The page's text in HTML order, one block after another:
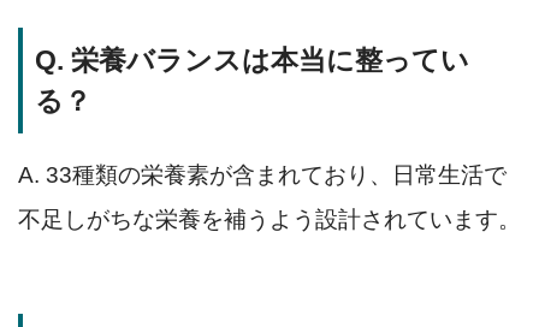
Q. 栄養バランスは本当に整ってい
る？
A. 33種類の栄養素が含まれており、日常生活で
不足しがちな栄養を補うよう設計されています。